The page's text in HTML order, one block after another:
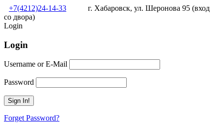
+7(4212)24-14-33
г. Хабаровск, ул. Шеронова 95 (вход
со двора)
Login
Login
Username or E-Mail
Password
Forget Password?